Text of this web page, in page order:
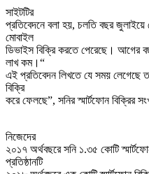
সাইটটির
প্রতিবেদনে বলা হয়, চলতি বছর
মোবাইল
ডিভাইস বিক্রি করতে পেরেছে। আগের
লাখ কম।“
এই প্রতিবেদন লিখতে যে সময় লেগেছে
বিক্রি
করে ফেলছে”, সনির স্মার্টফোন বিক্রির
নিজেদের
২০১৭ অর্থবছরে সনি ১.৩৫ কোটি
প্রতিষ্ঠানটি